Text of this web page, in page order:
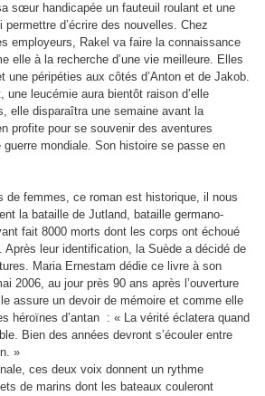
sœur handicapée un fauteuil roulant et une
permettre d’écrire des nouvelles. Chez
employeurs, Rakel va faire la connaissance
elle à la recherche d’une vie meilleure. Elles
une péripéties aux côtés d’Anton et de Jakob.
une leucémie aura bientôt raison d’elle
elle disparaîtra une semaine avant la
profite pour se souvenir des aventures
mondiale. Son histoire se passe en
de femmes, ce roman est historique, il nous
la bataille de Jutland, bataille germano-
fait 8000 morts dont les corps ont échoué
leur identification, la Suède a décidé de
Maria Ernestam dédie ce livre à son
2006, au jour près 90 ans après l’ouverture
assure un devoir de mémoire et comme elle
héroïnes d’antan : « La vérité éclatera quand
Bien des années devront s’écouler entre
»
ces deux voix donnent un rythme
de marins dont les bateaux couleront